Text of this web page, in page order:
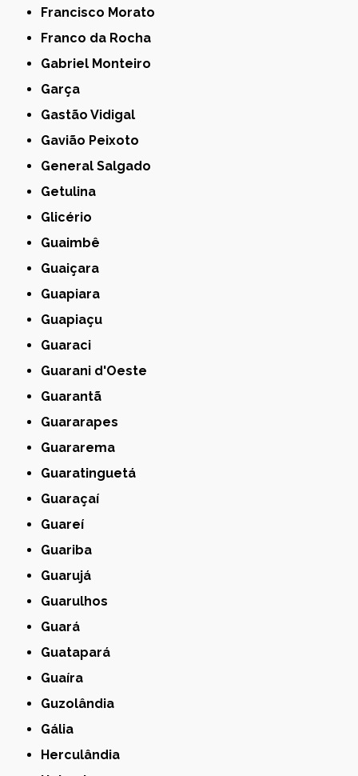
Francisco Morato
Franco da Rocha
Gabriel Monteiro
Garça
Gastão Vidigal
Gavião Peixoto
General Salgado
Getulina
Glicério
Guaimbê
Guaiçara
Guapiara
Guapiaçu
Guaraci
Guarani d'Oeste
Guarantã
Guararapes
Guararema
Guaratinguetá
Guaraçaí
Guareí
Guariba
Guarujá
Guarulhos
Guará
Guatapará
Guaíra
Guzolândia
Gália
Herculândia